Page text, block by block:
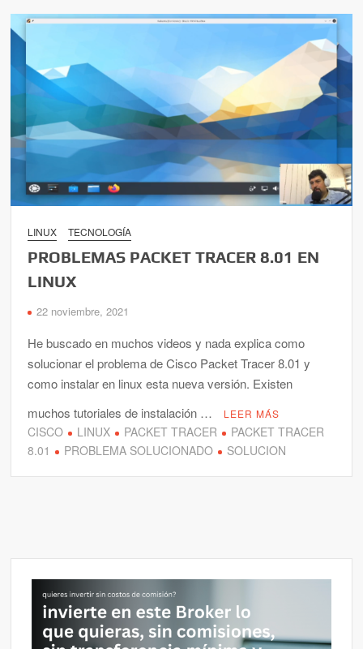
LINUX TECNOLOGÍA
PROBLEMAS PACKET TRACER 8.01 EN
LINUX
22 noviembre, 2021
He buscado en muchos videos y nada explica como
solucionar el problema de Cisco Packet Tracer 8.01 y
como instalar en linux esta nueva versión. Existen
muchos tutoriales de instalación …
LEER MÁS
CISCO LINUX PACKET TRACER
PACKET TRACER
8.01
PROBLEMA SOLUCIONADO SOLUCION